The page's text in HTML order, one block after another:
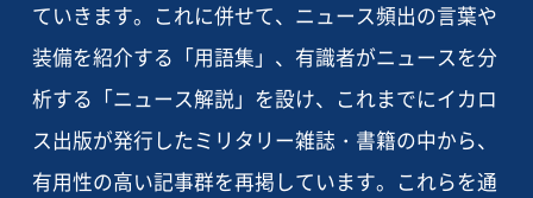
ていきます。これに併せて、ニュース頻出の言葉や
装備を紹介する「用語集」、有識者がニュースを分
析する「ニュース解説」を設け、これまでにイカロ
ス出版が発行したミリタリー雑誌・書籍の中から、
有用性の高い記事群を再掲しています。これらを通